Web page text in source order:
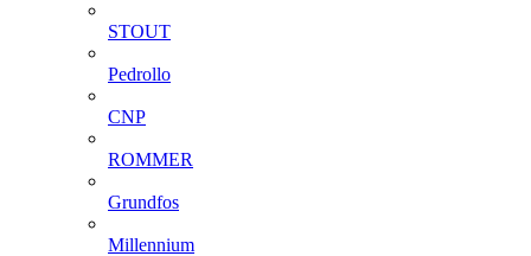
STOUT
Pedrollo
CNP
ROMMER
Grundfos
Millennium